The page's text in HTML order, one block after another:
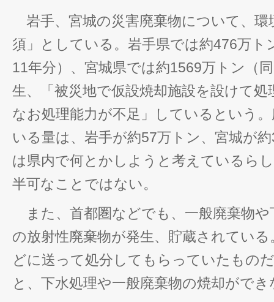
岩手、宮城の災害廃棄物について、環
須」としている。岩手県では約476万ト
11年分）、宮城県では約1569万トン（
生、「被災地で仮設焼却施設を設けて
なお処理能力が不足」しているという
いる量は、岩手が約57万トン、宮城が
は県内で何とかしようと考えているら
半可なことではない。
また、首都圏などでも、一般廃棄物や
の放射性廃棄物が発生、貯蔵されてい
どに送って処分してもらっていたもの
と、下水処理や一般廃棄物の焼却がで